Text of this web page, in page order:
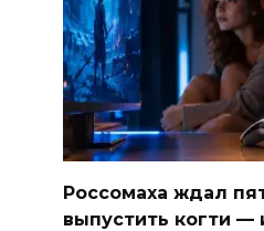
Россомаха ждал
выпустить когти —